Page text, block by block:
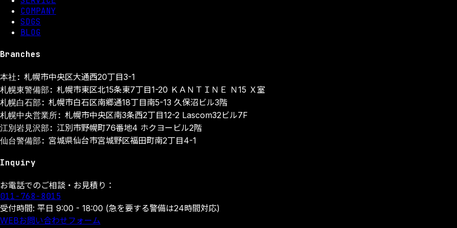
COMPANY
SDGS
BLOG
Branches
本社: 札幌市中央区大通西20丁目3-1
札幌東警備部: 札幌市東区北15条東7丁目1-20 ＫＡＮＴＩＮＥ Ｎ15 Ｘ室
札幌白石部: 札幌市白石区南郷通18丁目南5-13 久保沼ビル3階
札幌中央営業所: 札幌市中央区南3条西2丁目12-2 Lascom32ビル7F
江別岩見沢部: 江別市野幌町76番地4 ホクヨービル2階
仙台警備部: 宮城県仙台市宮城野区福田町南2丁目4-1
Inquiry
お電話でのご相談・お見積り：
011-768-8015
受付時間: 平日 9:00 - 18:00 (急を要する警備は24時間対応)
WEBお問い合わせフォーム